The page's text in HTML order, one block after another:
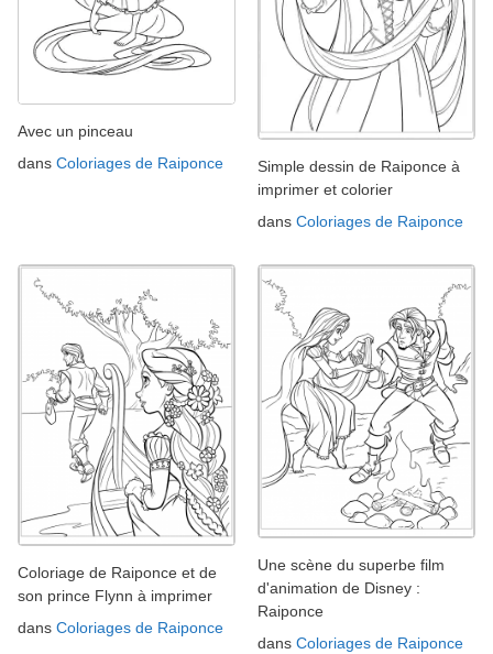
Avec un pinceau
dans Coloriages de Raiponce
Simple dessin de Raiponce à
imprimer et colorier
dans Coloriages de Raiponce
Coloriage de Raiponce et de
son prince Flynn à imprimer
dans Coloriages de Raiponce
Une scène du superbe film
d'animation de Disney :
Raiponce
dans Coloriages de Raiponce